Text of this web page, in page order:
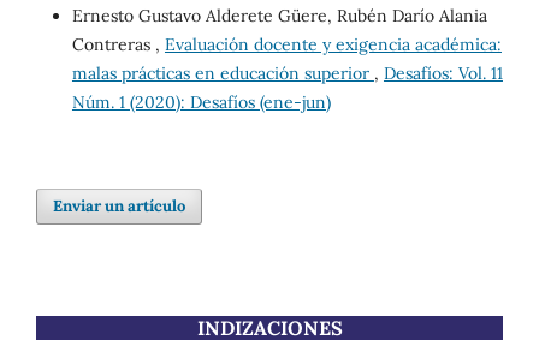
Ernesto Gustavo Alderete Güere, Rubén Darío Alania
Contreras , Evaluación docente y exigencia académica:
malas prácticas en educación superior , Desafíos: Vol. 11
Núm. 1 (2020): Desafíos (ene-jun)
Enviar un artículo
INDIZACIONES